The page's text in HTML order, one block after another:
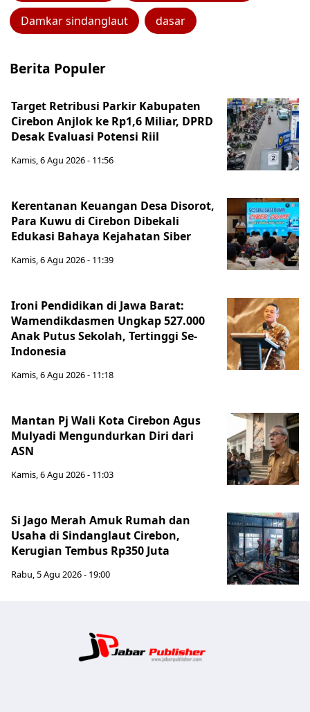
Damkar sindanglaut dasar
Berita Populer
Target Retribusi Parkir Kabupaten
Cirebon Anjlok ke Rp1,6 Miliar, DPRD
Desak Evaluasi Potensi Riil
Kamis, 6 Agu 2026 - 11:56
Kerentanan Keuangan Desa Disorot,
Para Kuwu di Cirebon Dibekali
Edukasi Bahaya Kejahatan Siber
Kamis, 6 Agu 2026 - 11:39
Ironi Pendidikan di Jawa Barat:
Wamendikdasmen Ungkap 527.000
Anak Putus Sekolah, Tertinggi Se-
Indonesia
Kamis, 6 Agu 2026 - 11:18
Mantan Pj Wali Kota Cirebon Agus
Mulyadi Mengundurkan Diri dari
ASN
Kamis, 6 Agu 2026 - 11:03
Si Jago Merah Amuk Rumah dan
Usaha di Sindanglaut Cirebon,
Kerugian Tembus Rp350 Juta
Rabu, 5 Agu 2026 - 19:00